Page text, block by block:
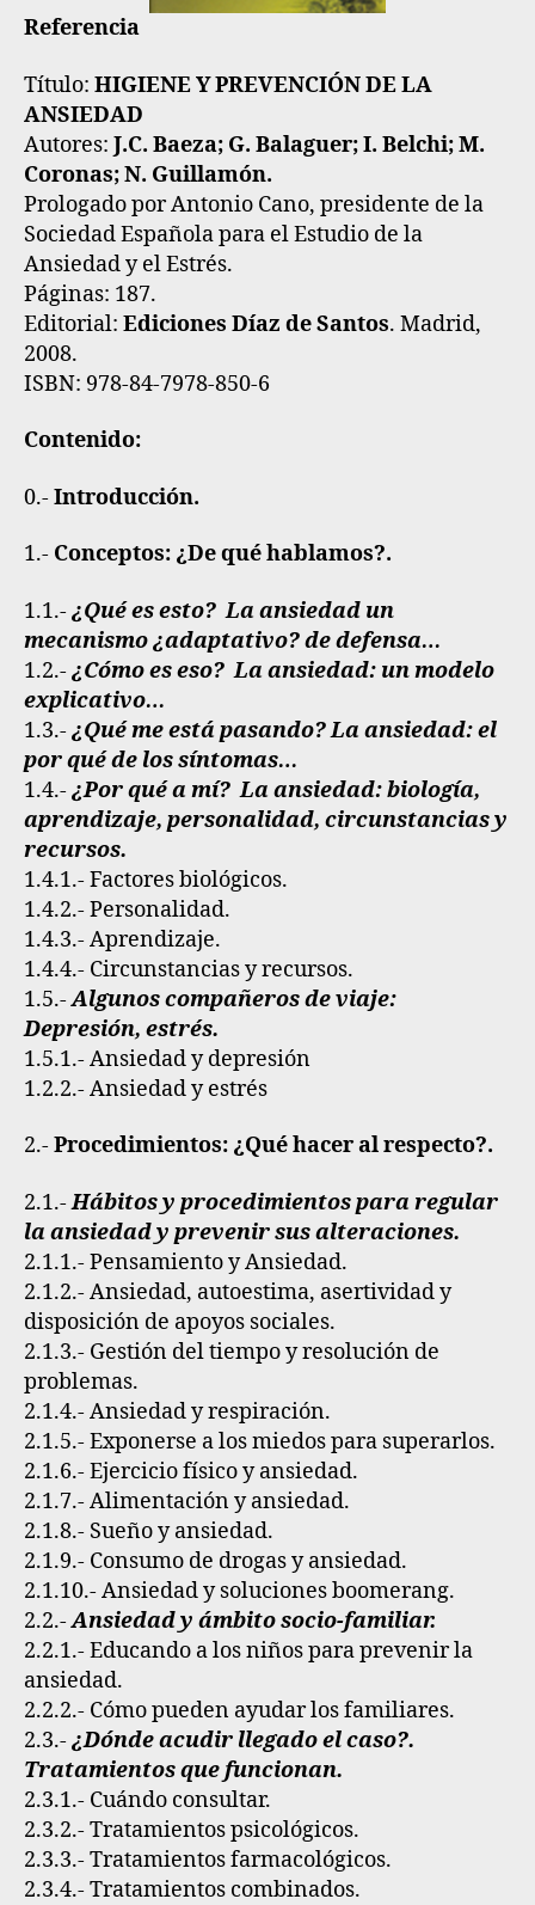
Referencia
Título: HIGIENE Y PREVENCIÓN DE LA
ANSIEDAD
Autores: J.C. Baeza; G. Balaguer; I. Belchi; M.
Coronas; N. Guillamón.
Prologado por Antonio Cano, presidente de la
Sociedad Española para el Estudio de la
Ansiedad y el Estrés.
Páginas: 187.
Editorial: Ediciones Díaz de Santos. Madrid,
2008.
ISBN: 978-84-7978-850-6
Contenido:
0.-Introducción.
1.- Conceptos: ¿De qué hablamos?.
1.1.-¿Qué es esto? La ansiedad un
mecanismo ¿adaptativo? de defensa…
1.2.-¿Cómo es eso? La ansiedad: un modelo
explicativo…
1.3.-¿Qué me está pasando? La ansiedad: el
por qué de los síntomas…
1.4.-¿Por qué a mí? La ansiedad: biología,
aprendizaje, personalidad, circunstancias y
recursos.
1.4.1.- Factores biológicos.
1.4.2.- Personalidad.
1.4.3.- Aprendizaje.
1.4.4.- Circunstancias y recursos.
1.5.-Algunos compañeros de viaje:
Depresión, estrés.
1.5.1.- Ansiedad y depresión
1.2.2.- Ansiedad y estrés
2.-Procedimientos: ¿Qué hacer al respecto?.
2.1.-Hábitos y procedimientos para regular
la ansiedad y prevenir sus alteraciones.
2.1.1.- Pensamiento y Ansiedad.
2.1.2.- Ansiedad, autoestima, asertividad y
disposición de apoyos sociales.
2.1.3.- Gestión del tiempo y resolución de
problemas.
2.1.4.- Ansiedad y respiración.
2.1.5.- Exponerse a los miedos para superarlos.
2.1.6.- Ejercicio físico y ansiedad.
2.1.7.- Alimentación y ansiedad.
2.1.8.- Sueño y ansiedad.
2.1.9.- Consumo de drogas y ansiedad.
2.1.10.- Ansiedad y soluciones boomerang.
2.2.-Ansiedad y ámbito socio-familiar.
2.2.1.- Educando a los niños para prevenir la
ansiedad.
2.2.2.- Cómo pueden ayudar los familiares.
2.3.-¿Dónde acudir llegado el caso?.
Tratamientos que funcionan.
2.3.1.- Cuándo consultar.
2.3.2.- Tratamientos psicológicos.
2.3.3.- Tratamientos farmacológicos.
2.3.4.- Tratamientos combinados.